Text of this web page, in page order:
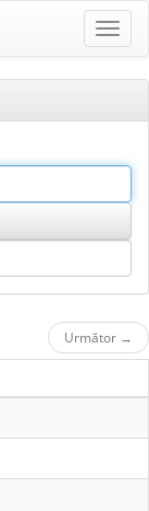
Următor →